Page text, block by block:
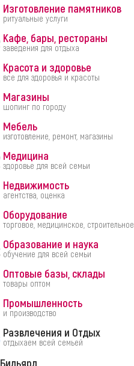
Изготовление памятников
ритуальные услуги
Кафе, бары, рестораны
заведения для отдыха
Красота и здоровье
все для здоровья и красоты
Магазины
шопинг по городу
Мебель
изготовление, ремонт, магазины
Медицина
здоровье для всей семьи
Недвижимость
агентства, оценка
Оборудование
торговое, медицинское, строительное
Образование и наука
обучение для всей семьи
Оптовые базы, склады
товары оптом
Промышленность
и производство
Развлечения и Отдых
отдыхаем всей семьей
Бильярд